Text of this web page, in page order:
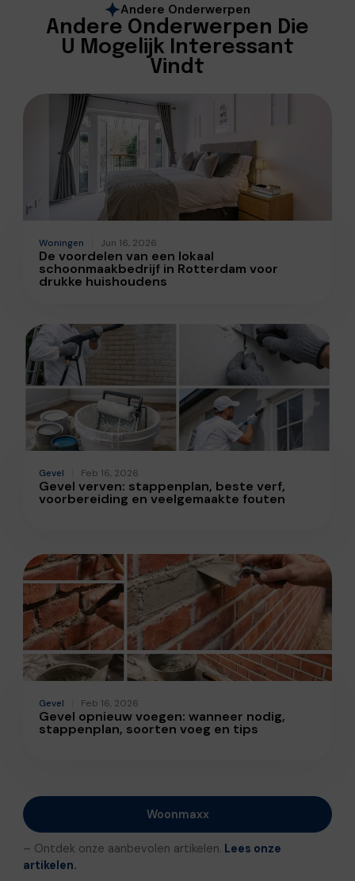
Andere Onderwerpen
Andere Onderwerpen Die
U Mogelijk Interessant
Vindt
Woningen Jun 16, 2026
De voordelen van een lokaal
schoonmaakbedrijf in Rotterdam voor
drukke huishoudens
Gevel Feb 16, 2026
Gevel verven: stappenplan, beste verf,
voorbereiding en veelgemaakte fouten
Gevel Feb 16, 2026
Gevel opnieuw voegen: wanneer nodig,
stappenplan, soorten voeg en tips
Woonmaxx
– Ontdek onze aanbevolen artikelen. Lees onze
artikelen.